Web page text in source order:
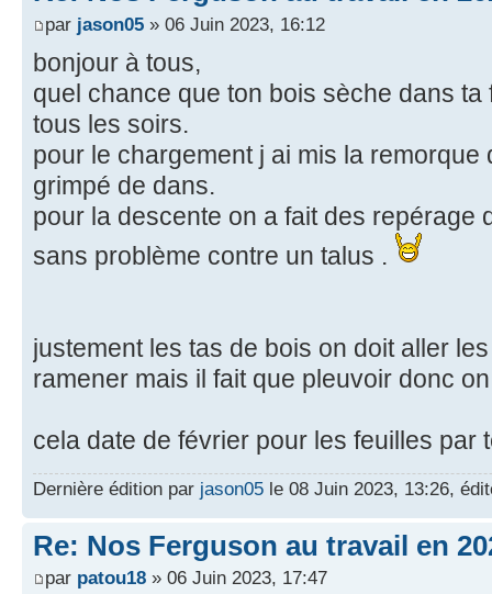
par jason05 » 06 Juin 2023, 16:12
bonjour à tous,
quel chance que ton bois sèche dans
tous les soirs.
pour le chargement j ai mis la remorque
grimpé de dans.
pour la descente on a fait des repérage
sans problème contre un talus .
justement les tas de bois on doit aller
ramener mais il fait que pleuvoir donc
cela date de février pour les feuilles par
Dernière édition par jason05 le 08 Juin 2023, 13:26,
Re: Nos Ferguson au travail en
par patou18 » 06 Juin 2023, 17:47